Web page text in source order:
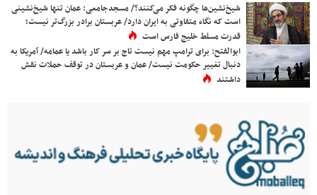
شیخ‌نشین‌ها چگونه فکر می‌کنند؟/ مسجدجامعی: عمان تنها شیخ‌نشینی
است که نگاه متفاوتی به ایران دارد/ عربستان برادر بزرگ‌تر نیست؛
قدرت مسلط خلیج فارس است
ابوالفتح: برای ترامپ مهم نیست تاج بر سر کار باشد یا عمامه/ آمریکا به
دنبال تغییر حکومت نیست/ عمان و عربستان در توقف حملات نقش
داشتند